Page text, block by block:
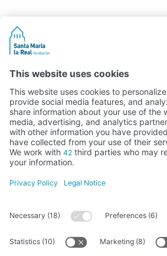
Activity subsidised by the Ministry of
FUNDACIÓN SANTA MARÍA LA REAL DEL
Avda. Ronda, 1-3. 34.800 Aguilar de Campoo